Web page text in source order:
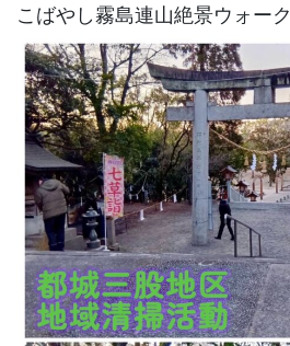
こばやし霧島連山絶景ウォーク